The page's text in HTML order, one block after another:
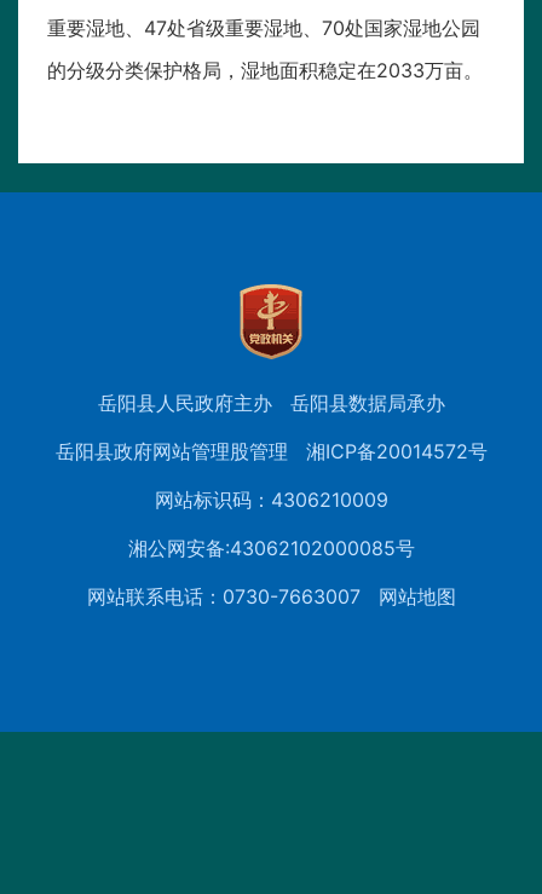
重要湿地、47处省级重要湿地、70处国家湿地公园
的分级分类保护格局，湿地面积稳定在2033万亩。
岳阳县人民政府主办
岳阳县数据局承办
岳阳县政府网站管理股管理
湘ICP备20014572号
网站标识码：4306210009
湘公网安备:43062102000085号
网站联系电话：0730-7663007
网站地图